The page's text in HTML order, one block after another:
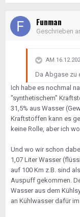
Funman
Geschrieben
AM
Da Abgase zu
Ich habe es nochmal
"synthetischem"
31,5% aus Wasser
Kraftstoffen kann es
keine Rolle, aber ich
Und wo wir schon
1,07 Liter Wasser
auf 100 Km z.B. sind
Auspuff gekommen.
Wasser aus dem
an Kühlwasser dafür